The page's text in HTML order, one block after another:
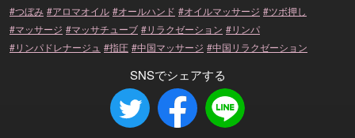
つぼみ アロマオイル オールハンド オイルマッサージ
ツボ押し
マッサージ
マッサチューブ リラクゼーション
リンパ
リンパドレナージュ
指圧 中国マッサージ 中国リラクゼーション
SNSでシェアする